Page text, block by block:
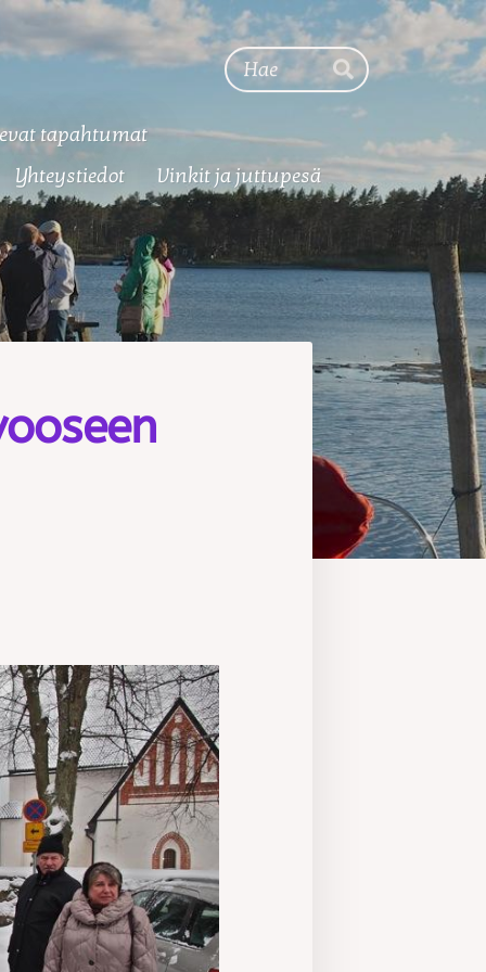
Haku
Hae
tapahtumat
Yhteystiedot
Vinkit ja juttupesä